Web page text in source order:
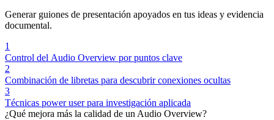
Generar guiones de presentación apoyados en tus ideas y evidencia
documental.
1
Control del Audio Overview por puntos clave
2
Combinación de libretas para descubrir conexiones ocultas
3
Técnicas power user para investigación aplicada
¿Qué mejora más la calidad de un Audio Overview?